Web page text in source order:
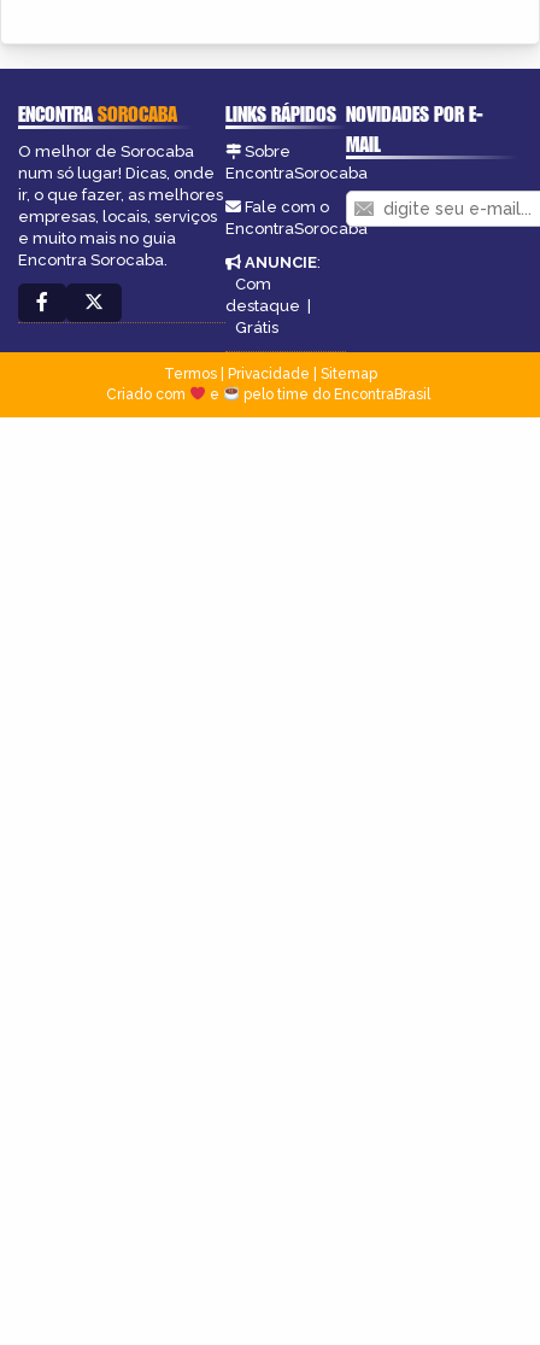
ENCONTRASOROCABA
O melhor de Sorocaba
num só lugar! Dicas, onde
ir, o que fazer, as melhores
empresas, locais, serviços
e muito mais no guia
Encontra Sorocaba.
LINKS RÁPIDOS
Sobre
EncontraSorocaba
Fale com o
EncontraSorocaba
ANUNCIE:
Com
destaque |
Grátis
NOVIDADES POR E-
MAIL
Termos| Privacidade
Sitemap
Criado com
e pelo time do EncontraBrasil